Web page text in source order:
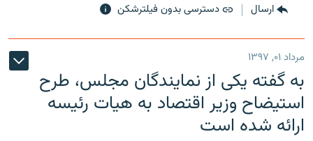
ارسال دسترسی بدون فیلترشکن
مرداد ۰۱, ۱۳۹۷
به گفته یکی از نمایندگان مجلس، طرح
استیضاح وزیر اقتصاد به هیات رئیسه
ارائه شده است